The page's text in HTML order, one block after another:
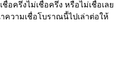
อครึ่งไม่เชื่อครึ่ง หรือไม่เชื่อเลย
ความเชื่อโบราณนี้ไปเล่าต่อให้